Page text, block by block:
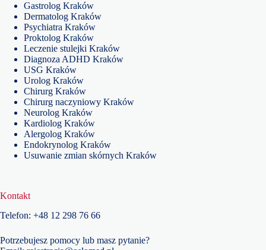
Gastrolog Kraków
Dermatolog Kraków
Psychiatra Kraków
Proktolog Kraków
Leczenie stulejki Kraków
Diagnoza ADHD Kraków
USG Kraków
Urolog Kraków
Chirurg Kraków
Chirurg naczyniowy Kraków
Neurolog Kraków
Kardiolog Kraków
Alergolog Kraków
Endokrynolog Kraków
Usuwanie zmian skórnych Kraków
Kontakt
Telefon: +48 12 298 76 66
Potrzebujesz pomocy lub masz pytanie?